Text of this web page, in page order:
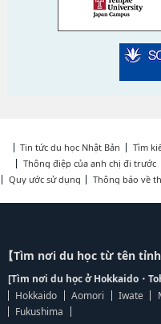
Tin tức du học Nhật Bản Tìm
Thông điệp của anh chị đi trước
Quy ước sử dụng
Thông báo về
【Tìm nơi du học từ tên tỉnh
[Tìm nơi du học ở Hokkaido・
Hokkaido
Aomori Iwate
Fukushima